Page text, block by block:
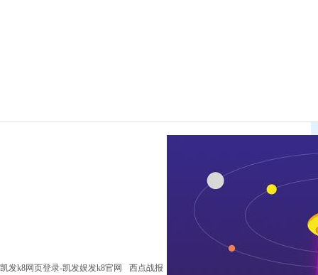
凯发k8网页登录-凯发娱发k8官网 西点战报